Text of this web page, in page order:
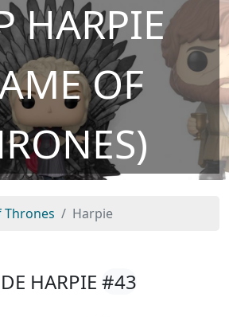
HARPIE
OF
Thrones Harpie
HARPIE #43